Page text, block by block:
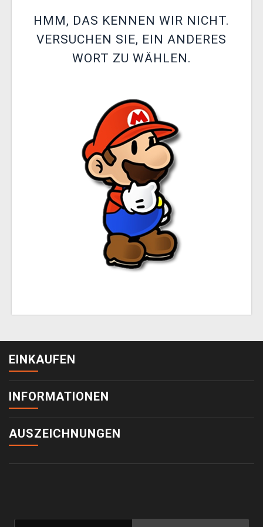
XZONE CLUB
HMM, DAS KENNEN WIR NICHT.
VERSUCHEN SIE, EIN ANDERES
WORT ZU WÄHLEN.
EINKAUFEN
INFORMATIONEN
AUSZEICHNUNGEN